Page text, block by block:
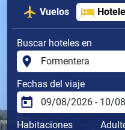
Vuelos
Buscar hoteles en
Fechas del viaje
Habitaciones